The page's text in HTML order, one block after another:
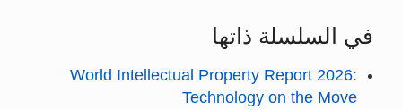
في السلسلة ذاتها
World Intellectual Property Report 2026:
Technology on the Move